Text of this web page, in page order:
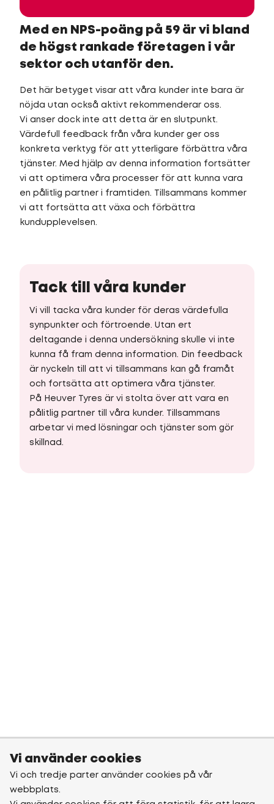
Med en NPS-poäng på 59 är vi bland
de högst rankade företagen i vår
sektor och utanför den.
Det här betyget visar att våra kunder inte bara är
nöjda utan också aktivt rekommenderar oss.
Vi anser dock inte att detta är en slutpunkt.
Värdefull feedback från våra kunder ger oss
konkreta verktyg för att ytterligare förbättra våra
tjänster. Med hjälp av denna information fortsätter
vi att optimera våra processer för att kunna vara
en pålitlig partner i framtiden. Tillsammans kommer
vi att fortsätta att växa och förbättra
kundupplevelsen.
Tack till våra kunder
Vi vill tacka våra kunder för deras värdefulla
synpunkter och förtroende. Utan ert
deltagande i denna undersökning skulle vi inte
kunna få fram denna information. Din feedback
är nyckeln till att vi tillsammans kan gå framåt
och fortsätta att optimera våra tjänster.
På Heuver Tyres är vi stolta över att vara en
pålitlig partner till våra kunder. Tillsammans
arbetar vi med lösningar och tjänster som gör
skillnad.
Vi använder cookies
Vi och tredje parter använder cookies på vår
webbplats.